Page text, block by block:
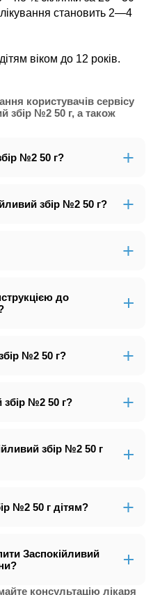
становить 2—4
віком до 12 років.
користувачів сервісу
збір №2 50 г, а також
№2 50 г?
збір №2 50 г?
до
№2 50 г?
збір №2 50 г?
збір №2 50 г
№2 50 г дітям?
Заспокійливий
консультацію лікаря